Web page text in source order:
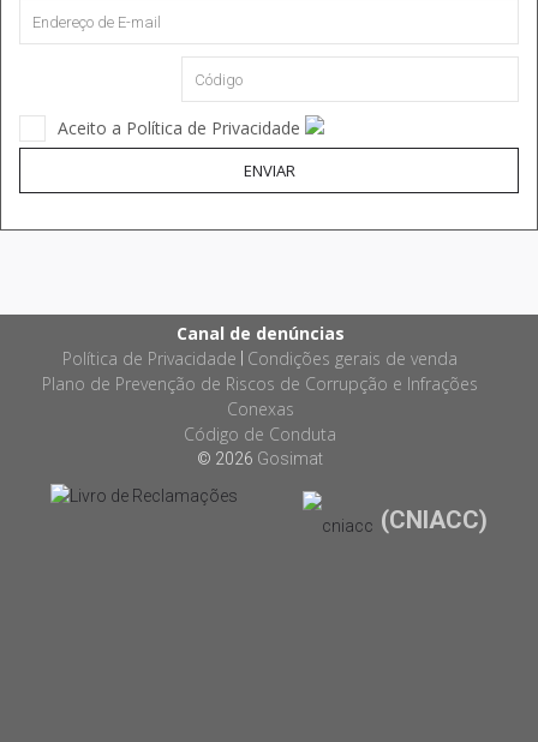
Aceito a Política de Privacidade
ENVIAR
Canal de denúncias
Política de Privacidade Condições gerais de venda
Plano de Prevenção de Riscos de Corrupção e Infrações
Conexas
Código de Conduta
© 2026 Gosimat
(CNIACC)